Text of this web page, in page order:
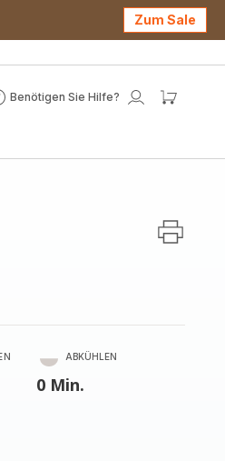
Zum Sale
Benötigen Sie Hilfe?
Mein
ABKÜHLEN
0 Min.